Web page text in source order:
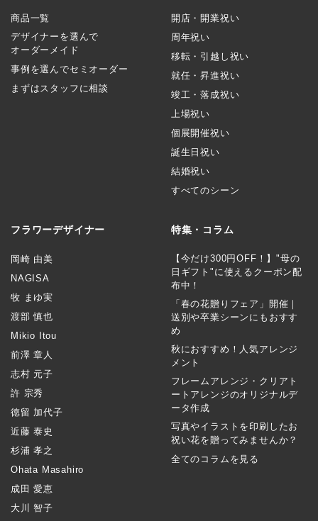
商品一覧
デザイナーを選んで
オーダーメイド
事例を選んでセミオーダー
まずはスタッフに相談
開店・開業祝い
周年祝い
移転・引越し祝い
就任・昇進祝い
竣工・落成祝い
上場祝い
個展開催祝い
誕生日祝い
結婚祝い
すべてのシーン
フラワーデザイナー
岡崎 由美
NAGISA
牧 まゆ実
渡部 慎也
Mikio Itou
前澤 章人
志村 元子
許 宗秀
徳留 加代子
近藤 泰史
杉浦 孝之
Ohata Masahiro
成田 愛恵
大川 智子
特集・コラム
【今だけ300円OFF！】"母の
日ギフト"に使えるクーポン配
布中！
「春の花贈りフェア」開催｜
送別や卒業シーンにもおすす
め
秋におすすめ！人気アレンジ
メント
フレームアレンジ・クリアト
ートアレンジのオリジナルデ
ータ作成
写真やイラストを印刷したお
祝い花を贈ってみませんか？
全てのコラムを見る